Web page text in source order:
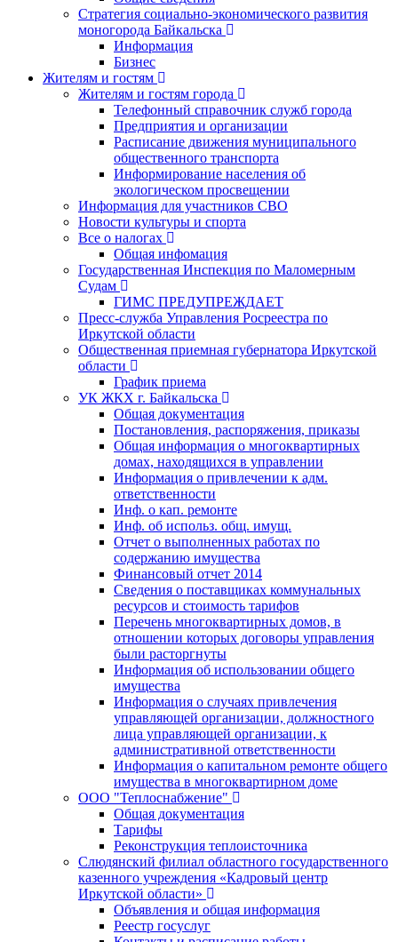
Стратегия социально-экономического развития
моногорода Байкальска
Информация
Бизнес
Жителям и гостям
Жителям и гостям города
Телефонный справочник служб города
Предприятия и организации
Расписание движения муниципального
общественного транспорта
Информирование населения об
экологическом просвещении
Информация для участников СВО
Новости культуры и спорта
Все о налогах
Общая инфомация
Государственная Инспекция по Маломерным
Судам
ГИМС ПРЕДУПРЕЖДАЕТ
Пресс-служба Управления Росреестра по
Иркутской области
Общественная приемная губернатора Иркутской
области
График приема
УК ЖКХ г. Байкальска
Общая документация
Постановления, распоряжения, приказы
Общая информация о многоквартирных
домах, находящихся в управлении
Информация о привлечении к адм.
ответственности
Инф. о кап. ремонте
Инф. об использ. общ. имущ.
Отчет о выполненных работах по
содержанию имущества
Финансовый отчет 2014
Сведения о поставщиках коммунальных
ресурсов и стоимость тарифов
Перечень многоквартирных домов, в
отношении которых договоры управления
были расторгнуты
Информация об использовании общего
имущества
Информация о случаях привлечения
управляющей организации, должностного
лица управляющей организации, к
административной ответственности
Информация о капитальном ремонте общего
имущества в многоквартирном доме
ООО "Теплоснабжение"
Общая документация
Тарифы
Реконструкция теплоисточника
Слюдянский филиал областного государственного
казенного учреждения «Кадровый центр
Иркутской области»
Объявления и общая информация
Реестр госуслуг